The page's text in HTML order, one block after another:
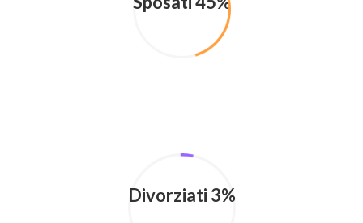
Divorziati 3%